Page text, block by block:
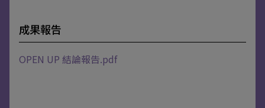
成果報告
OPEN UP 結論報告.pdf